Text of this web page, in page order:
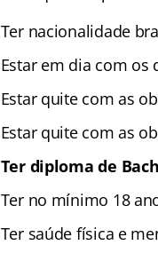
Ter nacionalidade
Estar em dia com os
Estar quite com as
Estar quite com as
Ter diploma de
Ter no mínimo 18
Ter saúde física e